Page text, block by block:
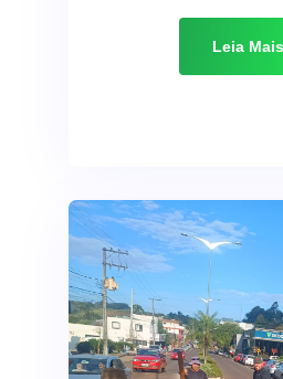
Ambas as conferências
palestrante
“Envelhecimento
Democracia: Urgência por
e Participação”, tratando
desafios enfrentados pela
As atividades contaram
importantes lideranças
oprefeito Paulo Roberto
Leia Mais